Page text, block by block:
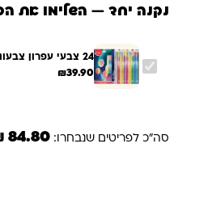
נקנה יחד — השלימו את
24 צבעי עפרון צבעוניNIGHTFALL מאפד Maped
₪39.90
סה"כ לפריטים שנבחרו: 84.80 ₪